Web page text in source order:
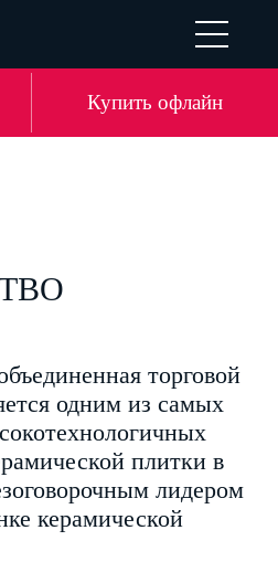
DE LV
Купить офлайн
торговой
одним из самых
плитки в
лидером
керамической